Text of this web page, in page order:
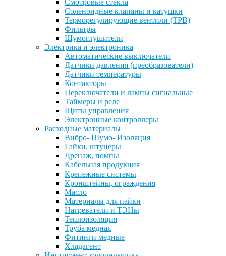
Смотровые стекла
Соленоидные клапаны и катушки
Терморегулирующие вентили (ТРВ)
Фильтры
Шумоглушители
Электрика и электроника
Автоматические выключатели
Датчики давления (преобразователи)
Датчики температуры
Контакторы
Переключатели и лампы сигнальные
Таймеры и реле
Щиты управления
Электронные контроллеры
Расходные материалы
Вибро- Шумо- Изоляция
Гайки, штуцеры
Дренаж, помпы
Кабельная продукция
Крепежные системы
Кронштейны, ограждения
Масло
Материалы для пайки
Нагреватели и ТЭНы
Теплоизоляция
Труба медная
Фитинги медные
Хладагент